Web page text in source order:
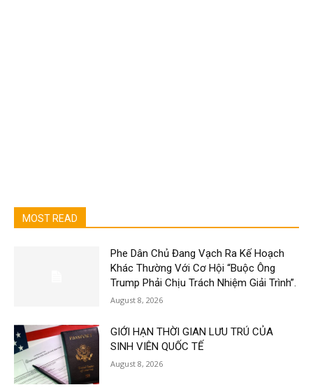
MOST READ
Phe Dân Chủ Đang Vạch Ra Kế Hoạch
Khác Thường Với Cơ Hội “Buộc Ông
Trump Phải Chịu Trách Nhiệm Giải Trình”.
August 8, 2026
GIỚI HẠN THỜI GIAN LƯU TRÚ CỦA
SINH VIÊN QUỐC TẾ
August 8, 2026